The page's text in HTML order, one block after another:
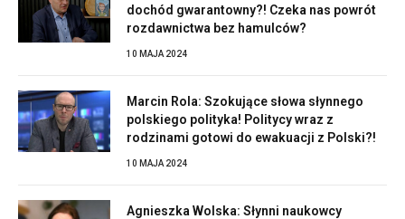
dochód gwarantowny?! Czeka nas powrót
rozdawnictwa bez hamulców?
10 MAJA 2024
Marcin Rola: Szokujące słowa słynnego
polskiego polityka! Politycy wraz z
rodzinami gotowi do ewakuacji z Polski?!
10 MAJA 2024
Agnieszka Wolska: Słynni naukowcy